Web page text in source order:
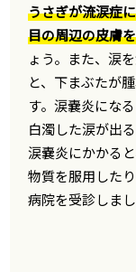
うさぎが流涙症
目の周辺の皮膚
ょう。また、涙
と、下まぶたが
す。涙嚢炎にな
白濁した涙が出
涙嚢炎にかかる
物質を服用した
病院を受診しまし